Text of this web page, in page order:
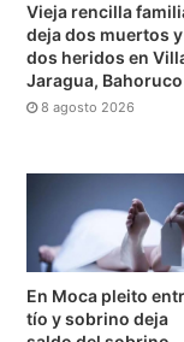
Vieja rencilla
deja dos muertos y
dos heridos en
Jaragua, Bahoruco
8 agosto 2026
En Moca pleito
tío y sobrino deja